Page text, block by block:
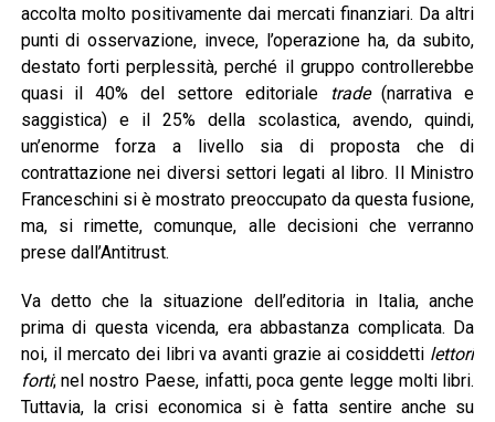
accolta molto positivamente dai mercati finanziari. Da altri
punti di osservazione, invece, l’operazione ha, da subito,
destato forti perplessità, perché il gruppo controllerebbe
quasi il 40% del settore editoriale
trade(narrativa e
saggistica) e il 25% della scolastica, avendo, quindi,
un’enorme forza a livello sia di proposta che di
contrattazione nei diversi settori legati al libro. Il Ministro
Franceschini si è mostrato preoccupato da questa fusione,
ma, si rimette, comunque, alle decisioni che verranno
prese dall’Antitrust.
Va detto che la situazione dell’editoria in Italia, anche
prima di questa vicenda, era abbastanza complicata. Da
noi, il mercato dei libri va avanti grazie ai cosiddetti lettori
forti; nel nostro Paese, infatti, poca gente legge molti libri.
Tuttavia, la crisi economica si è fatta sentire anche su